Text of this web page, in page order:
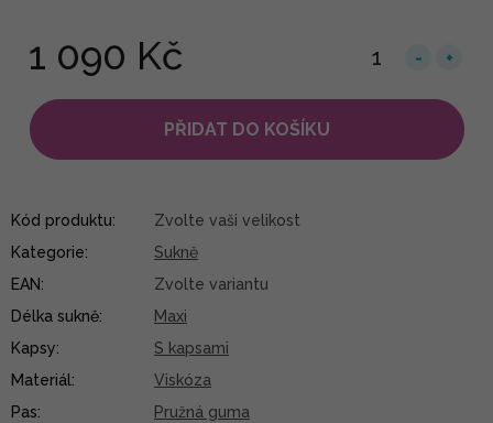
1 090 Kč
PŘIDAT DO KOŠÍKU
Kód produktu:
Zvolte vaši velikost
Kategorie:
Sukně
EAN:
Zvolte variantu
Délka sukně:
Maxi
Kapsy:
S kapsami
Materiál:
Viskóza
Pas:
Pružná guma